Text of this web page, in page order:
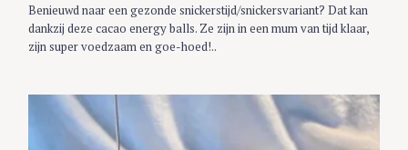
Benieuwd naar een gezonde snickerstijd/snickersvariant? Dat kan
dankzij deze cacao energy balls. Ze zijn in een mum van tijd klaar,
zijn super voedzaam en goe-hoed!..